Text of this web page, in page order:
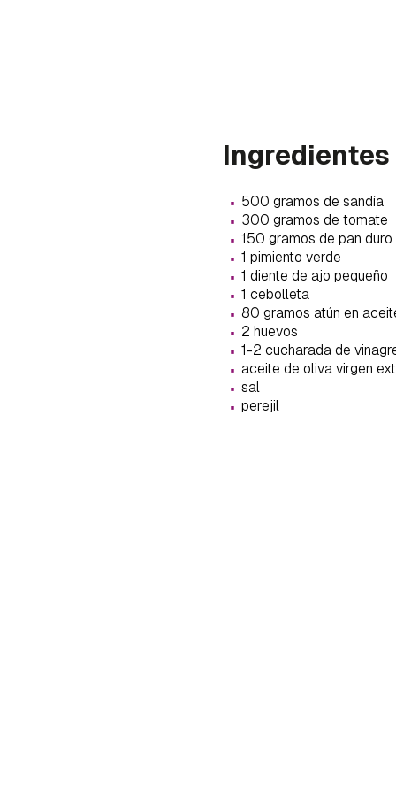
Ingredientes
· 500 gramos de sandía
· 300 gramos de tomate
· 150 gramos de pan duro
· 1 pimiento verde
· 1 diente de ajo pequeño
· 1 cebolleta
· 80 gramos atún en
· 2 huevos
· 1-2 cucharada de
· aceite de oliva virgen
· sal
· perejil